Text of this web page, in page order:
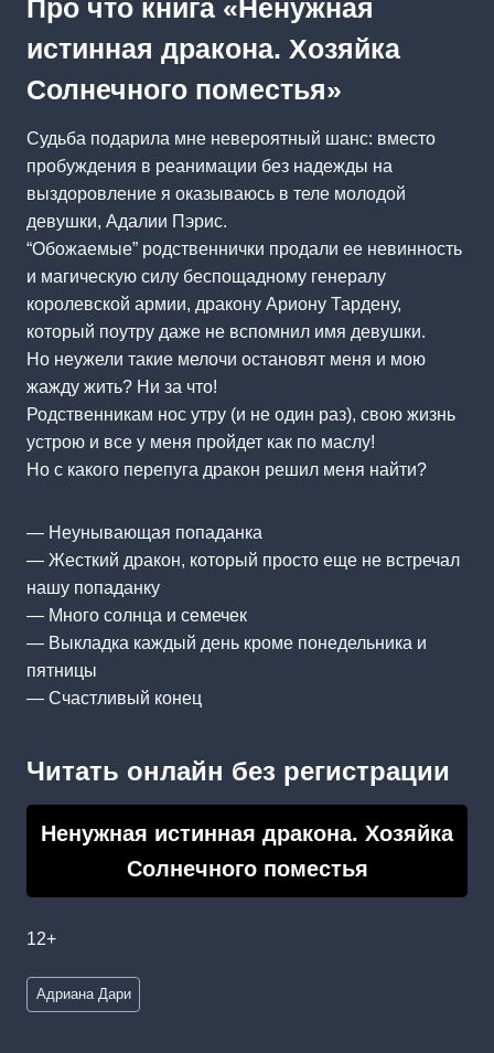
Про что книга «Ненужная
истинная дракона. Хозяйка
Солнечного поместья»
Судьба подарила мне невероятный шанс: вместо
пробуждения в реанимации без надежды на
выздоровление я оказываюсь в теле молодой
девушки, Адалии Пэрис.
“Обожаемые” родственнички продали ее невинность
и магическую силу беспощадному генералу
королевской армии, дракону Ариону Тардену,
который поутру даже не вспомнил имя девушки.
Но неужели такие мелочи остановят меня и мою
жажду жить? Ни за что!
Родственникам нос утру (и не один раз), свою жизнь
устрою и все у меня пройдет как по маслу!
Но с какого перепуга дракон решил меня найти?
— Неунывающая попаданка
— Жесткий дракон, который просто еще не встречал
нашу попаданку
— Много солнца и семечек
— Выкладка каждый день кроме понедельника и
пятницы
— Счастливый конец
Читать онлайн без регистрации
Ненужная истинная дракона. Хозяйка
Солнечного поместья
12+
Метки
записи:
Адриана Дари